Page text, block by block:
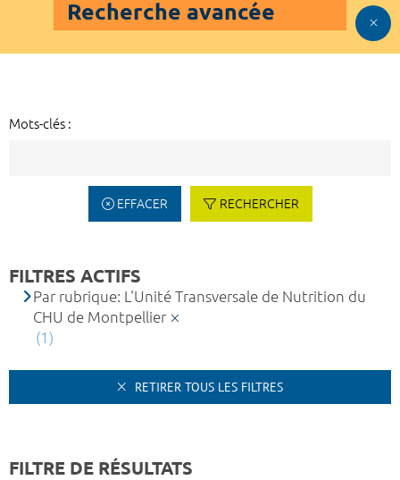
Recherche avancée
Mots-clés :
EFFACER RECHERCHER
FILTRES ACTIFS
Par rubrique: L'Unité Transversale de Nutrition du
CHU de Montpellier
(1)
RETIRER TOUS LES FILTRES
FILTRE DE RÉSULTATS